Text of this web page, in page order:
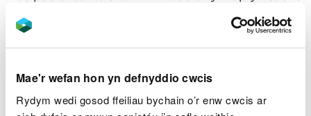
Mae'r wefan hon yn defnyddio cwcis
Rydym wedi gosod ffeiliau bychain o’r enw cwcis ar
o ddioddef o lifogydd.
Mae hyn yn rhoi ystyriaeth i effaith unrhyw